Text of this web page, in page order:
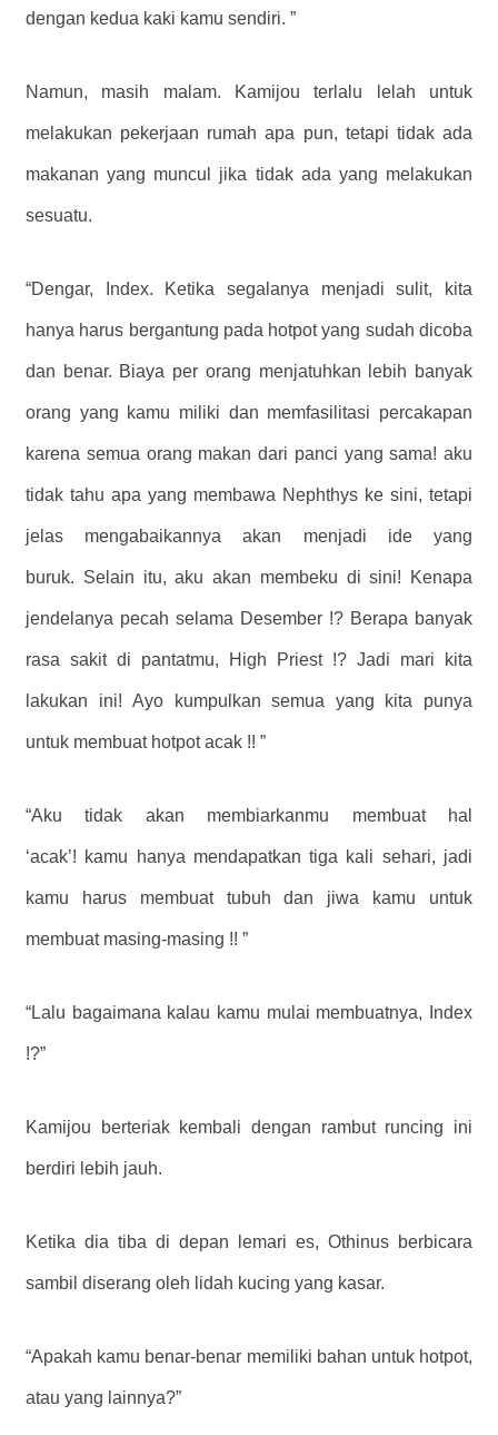
dengan kedua kaki kamu sendiri. ”
Namun, masih malam. Kamijou terlalu lelah untuk
melakukan pekerjaan rumah apa pun, tetapi tidak ada
makanan yang muncul jika tidak ada yang melakukan
sesuatu.
“Dengar, Index. Ketika segalanya menjadi sulit, kita
hanya harus bergantung pada hotpot yang sudah dicoba
dan benar. Biaya per orang menjatuhkan lebih banyak
orang yang kamu miliki dan memfasilitasi percakapan
karena semua orang makan dari panci yang sama! aku
tidak tahu apa yang membawa Nephthys ke sini, tetapi
jelas mengabaikannya akan menjadi ide yang
buruk. Selain itu, aku akan membeku di sini! Kenapa
jendelanya pecah selama Desember !? Berapa banyak
rasa sakit di pantatmu, High Priest !? Jadi mari kita
lakukan ini! Ayo kumpulkan semua yang kita punya
untuk membuat hotpot acak !! ”
“Aku tidak akan membiarkanmu membuat hal
‘acak’! kamu hanya mendapatkan tiga kali sehari, jadi
kamu harus membuat tubuh dan jiwa kamu untuk
membuat masing-masing !! ”
“Lalu bagaimana kalau kamu mulai membuatnya, Index
!?”
Kamijou berteriak kembali dengan rambut runcing ini
berdiri lebih jauh.
Ketika dia tiba di depan lemari es, Othinus berbicara
sambil diserang oleh lidah kucing yang kasar.
“Apakah kamu benar-benar memiliki bahan untuk hotpot,
atau yang lainnya?”